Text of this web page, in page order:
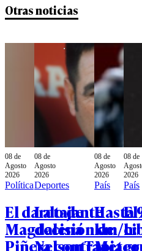
Otras noticias
08 de
Agosto
2026
Política
El dardo de
Magdalena
Piñera contra
08 de
Agosto
2026
Deportes
La tajante
decisión de
Nelson Tapia
08 de
Agosto
2026
País
Hasta
km/h:
08 de
2026
País
El